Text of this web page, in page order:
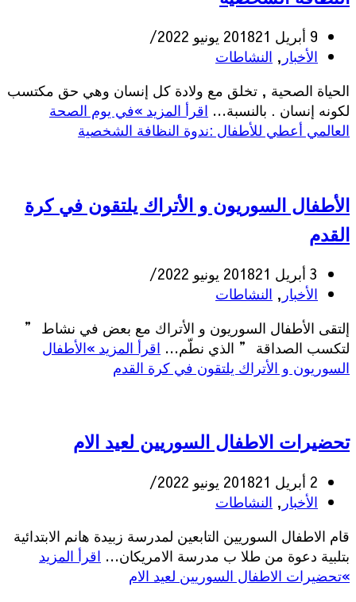
9 أبريل 2018
21 يونيو 2022
الأخبار , النشاطات
الحياة الصحية , تخلق مع ولادة كل إنسان وهي حق مكتسب
لكونه إنسان . بالنسبة… اقرأ المزيد »في يوم الصحة
العالمي أعطي للأطفال :ندوة النظافة الشخصية
الأطفال السوريون و الأتراك يلتقون في كرة
القدم
3 أبريل 2018
21 يونيو 2022
الأخبار , النشاطات
إلتقى الأطفال السوريون و الأتراك مع بعض في نشاط ”
لتكسب الصداقة ” الذي نطّم… اقرأ المزيد »الأطفال
السوريون و الأتراك يلتقون في كرة القدم
تحضيرات الاطفال السوريين لعيد الام
2 أبريل 2018
21 يونيو 2022
الأخبار , النشاطات
قام الاطفال السوريين التابعين لمدرسة زبيدة هانم الابتدائية
بتلبية دعوة من طلا ب مدرسة الامريكان… اقرأ المزيد
»تحضيرات الاطفال السوريين لعيد الام